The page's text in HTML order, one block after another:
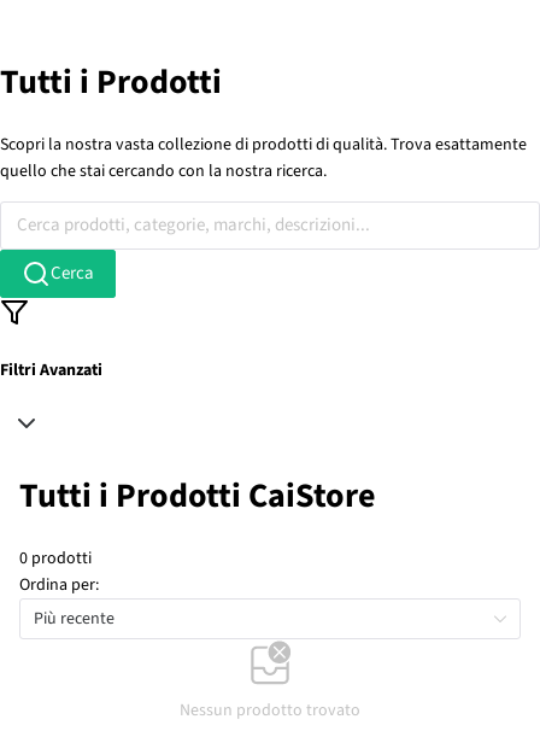
Tutti i Prodotti
Scopri la nostra vasta collezione di prodotti di qualità. Trova esattamente
quello che stai cercando con la nostra ricerca.
Cerca prodotti, categorie, marchi, descrizioni...
Cerca
Filtri Avanzati
Tutti i Prodotti CaiStore
0 prodotti
Ordina per:
Più recente
Nessun prodotto trovato